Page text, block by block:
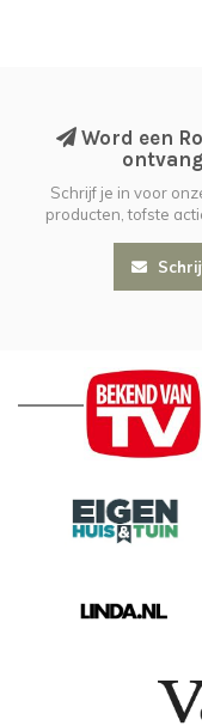
Word een
Schrijf je in voor
producten, tofste